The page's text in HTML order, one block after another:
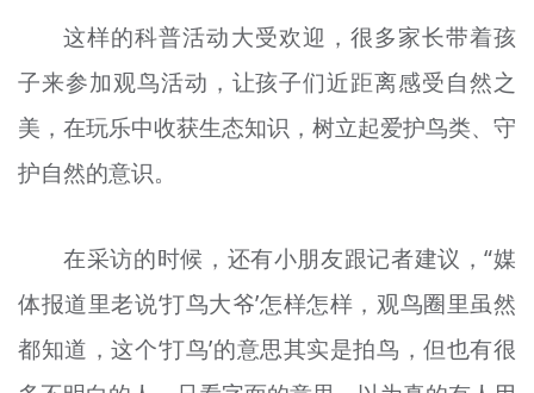
这样的科普活动大受欢迎，很多家长带着孩
子来参加观鸟活动，让孩子们近距离感受自然之
美，在玩乐中收获生态知识，树立起爱护鸟类、守
护自然的意识。
在采访的时候，还有小朋友跟记者建议，“媒
体报道里老说‘打鸟大爷’怎样怎样，观鸟圈里虽然
都知道，这个‘打鸟’的意思其实是拍鸟，但也有很